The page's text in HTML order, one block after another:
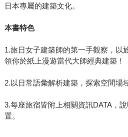
日本專屬的建築文化。
本書特色
1.旅日女子建築師的第一手觀察，以
領你於紙上漫遊當代大師經典建築！
2.以日常語彙解析建築，探索空間場
3.每座旅宿皆附上相關資訊DATA，
置。